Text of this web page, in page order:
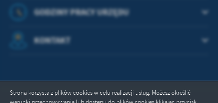
Strona korzysta z plików cookies w celu realizacji usług. Możesz określić
GODZINY PRACY URZĘDU
KONTAKT